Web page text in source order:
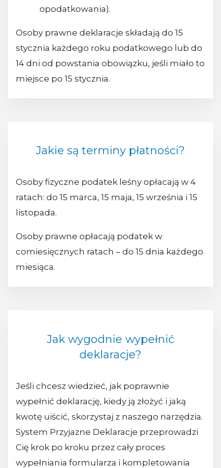
opodatkowania).
Osoby prawne deklaracje składają do 15
stycznia każdego roku podatkowego lub do
14 dni od powstania obowiązku, jeśli miało to
miejsce po 15 stycznia.
Jakie są terminy płatności?
Osoby fizyczne podatek leśny opłacają w 4
ratach: do 15 marca, 15 maja, 15 września i 15
listopada.
Osoby prawne opłacają podatek w
comiesięcznych ratach – do 15 dnia każdego
miesiąca.
Jak wygodnie wypełnić
deklaracje?
Jeśli chcesz wiedzieć, jak poprawnie
wypełnić deklarację, kiedy ją złożyć i jaką
kwotę uiścić, skorzystaj z naszego narzędzia.
System Przyjazne Deklaracje przeprowadzi
Cię krok po kroku przez cały proces
wypełniania formularza i kompletowania